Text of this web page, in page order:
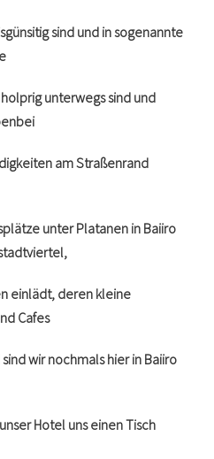
sind und in sogenannte
unterwegs sind und
am Straßenrand
unter Platanen in Baiiro
einlädt, deren kleine
Cafes
wir nochmals hier in Baiiro
Hotel uns einen Tisch